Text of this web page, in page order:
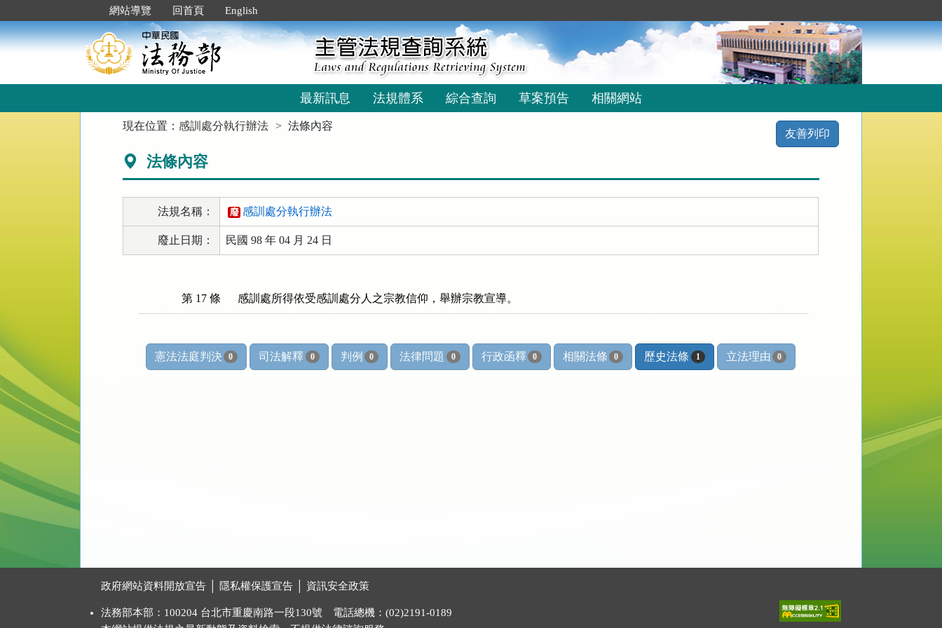
到
主
要
網站導覽 回首頁 English
最新訊息 法規體系 綜合查詢 草案預告 相關網站
現在位置：感訓處分執行辦法 法條內容
友善列印
法條內容
法規名稱： 廢 感訓處分執行辦法
廢止日期： 民國 98 年 04 月 24 日
第 17 條 感訓處所得依受感訓處分人之宗教信仰，舉辦宗教宣導。
憲法法庭判決 0 司法解釋 0 判例 0 法律問題 0 行政函釋 0 相關法條 0 歷史法條 1 立法理由 0
政府網站資料開放宣告 隱私權保護宣告 資訊安全政策
法務部本部：100204 台北市重慶南路一段130號 電話總機：(02)2191-0189